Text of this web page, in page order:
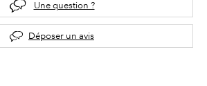
Une question ?
Déposer un avis